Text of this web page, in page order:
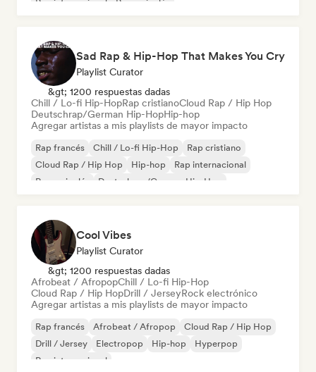
Rap internacional Rap en inglés
Sad Rap & Hip-Hop That Makes You Cry
Playlist Curator
&gt; 1200 respuestas dadas
Chill / Lo-fi Hip-HopRap cristianoCloud Rap / Hip Hop
Deutschrap/German Hip-HopHip-hop
Agregar artistas a mis playlists de mayor impacto
Rap francés Chill / Lo-fi Hip-Hop
Rap cristiano
Cloud Rap / Hip Hop
Hip-hop
Rap internacional
Rap en inglés
Deutschrap/German Hip-Hop
Cool Vibes
Playlist Curator
&gt; 1200 respuestas dadas
Afrobeat / AfropopChill / Lo-fi Hip-Hop
Cloud Rap / Hip HopDrill / JerseyRock electrónico
Agregar artistas a mis playlists de mayor impacto
Rap francés Afrobeat / Afropop
Cloud Rap / Hip Hop
Drill / Jersey
Electropop Hip-hop
Hyperpop
Rap internacional